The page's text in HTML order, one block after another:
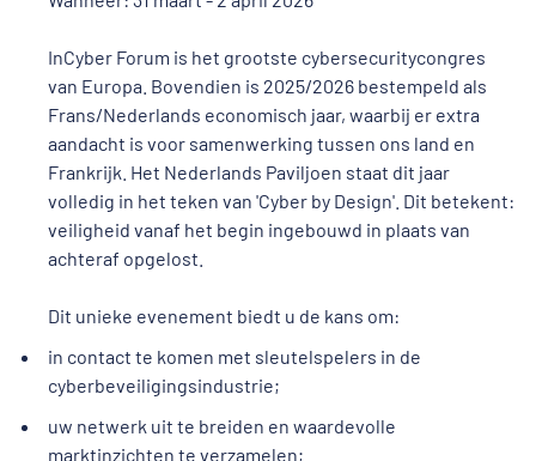
InCyber Forum is het grootste cybersecuritycongres
van Europa. Bovendien is 2025/2026 bestempeld als
Frans/Nederlands economisch jaar, waarbij er extra
aandacht is voor samenwerking tussen ons land en
Frankrijk. Het Nederlands Paviljoen staat dit jaar
volledig in het teken van 'Cyber by Design'. Dit betekent:
veiligheid vanaf het begin ingebouwd in plaats van
achteraf opgelost.
Dit unieke evenement biedt u de kans om:
in contact te komen met sleutelspelers in de
cyberbeveiligingsindustrie;
uw netwerk uit te breiden en waardevolle
marktinzichten te verzamelen;